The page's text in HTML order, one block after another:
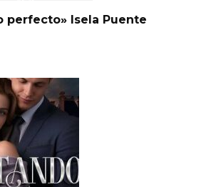
perfecto» Isela Puente